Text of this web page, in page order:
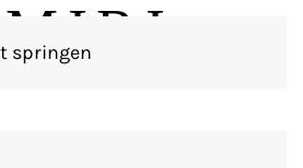
springen